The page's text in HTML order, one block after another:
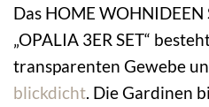
Das HOME
„OPALIA 3ER SET“
transparenten Gewebe
blickdicht. Die Gardinen